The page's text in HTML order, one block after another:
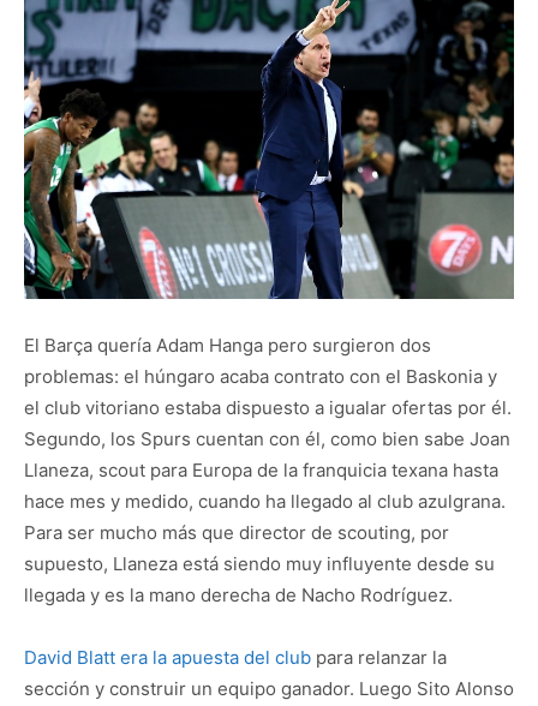
El Barça quería Adam Hanga pero surgieron dos
problemas: el húngaro acaba contrato con el Baskonia y
el club vitoriano estaba dispuesto a igualar ofertas por él.
Segundo, los Spurs cuentan con él, como bien sabe Joan
Llaneza, scout para Europa de la franquicia texana hasta
hace mes y medido, cuando ha llegado al club azulgrana.
Para ser mucho más que director de scouting, por
supuesto, Llaneza está siendo muy influyente desde su
llegada y es la mano derecha de Nacho Rodríguez.
David Blatt era la apuesta del club para relanzar la
sección y construir un equipo ganador. Luego Sito Alonso